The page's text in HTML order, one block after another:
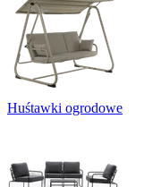
Huśtawki ogrodowe